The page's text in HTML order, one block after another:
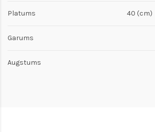
Platums 40 (cm)
Garums
Augstums